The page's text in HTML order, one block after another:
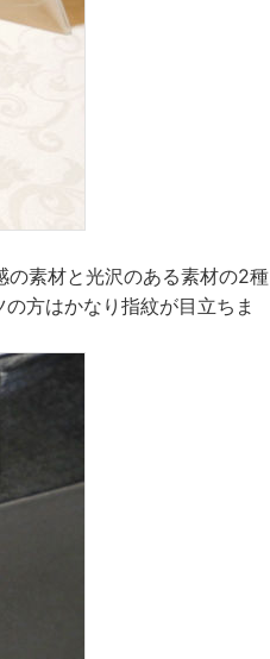
素材と光沢のある素材の2種
方はかなり指紋が目立ちま